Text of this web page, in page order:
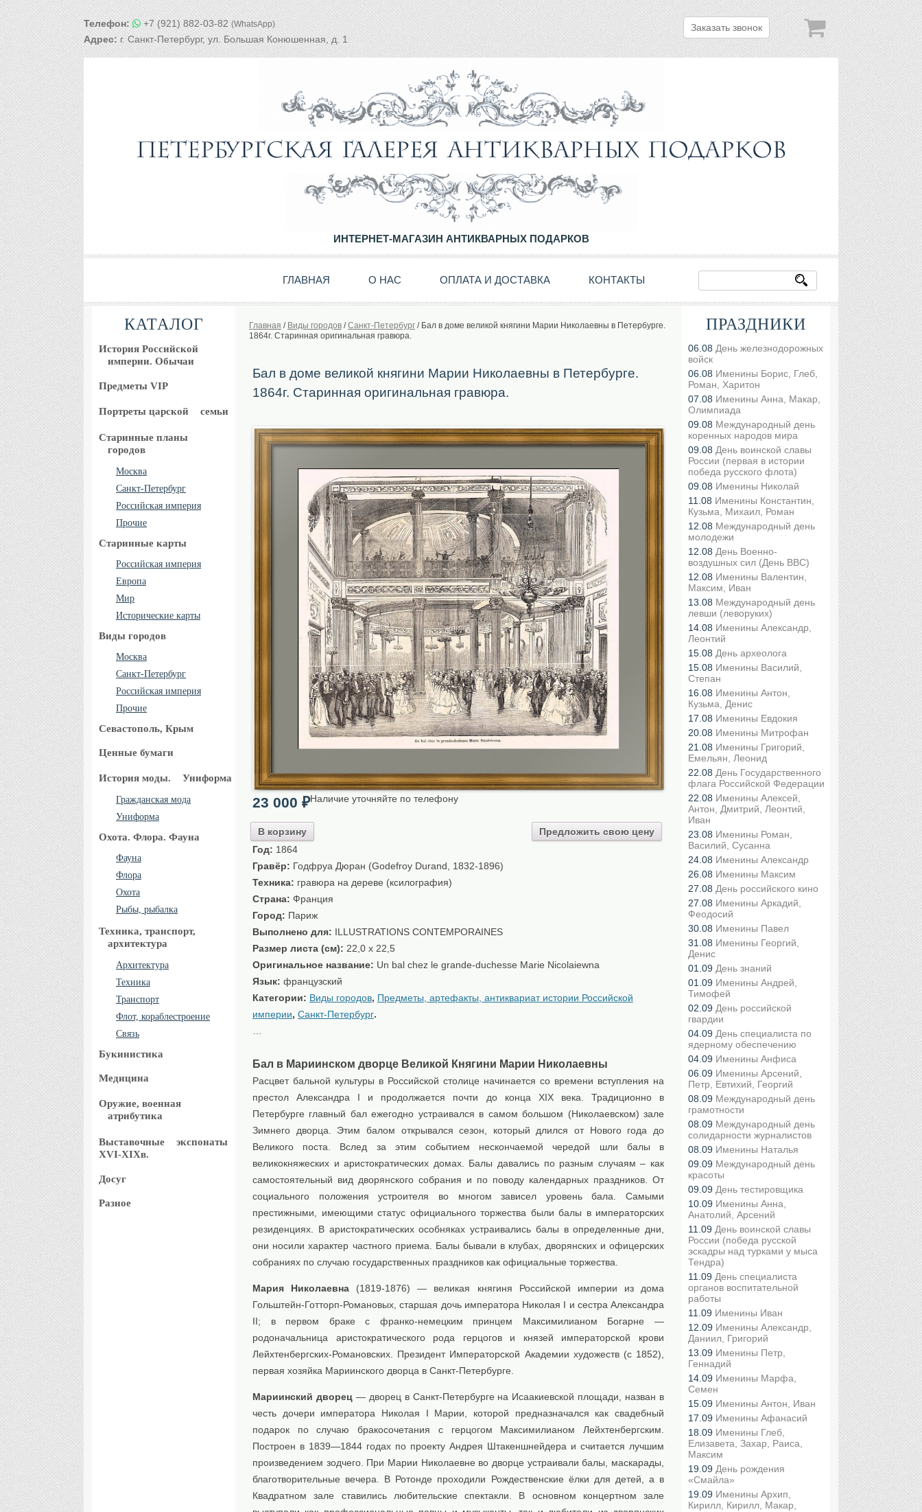
Телефон: +7 (921) 882-03-82(WhatsApp)
Адрес:г. Санкт-Петербург, ул. Большая Конюшенная, д. 1
Заказать звонок
ИНТЕРНЕТ-МАГАЗИН АНТИКВАРНЫХ ПОДАРКОВ
ГЛАВНАЯ О НАС ОПЛАТА И ДОСТАВКА КОНТАКТЫ
КАТАЛОГ
История Российской
империи. Обычаи
Предметы VIP
Портреты царской семьи
Старинные планы
городов
Москва
Санкт-Петербург
Российская империя
Прочие
Старинные карты
Российская империя
Европа
Мир
Исторические карты
Виды городов
Москва
Санкт-Петербург
Российская империя
Прочие
Севастополь, Крым
Ценные бумаги
История моды. Униформа
Гражданская мода
Униформа
Охота. Флора. Фауна
Фауна
Флора
Охота
Рыбы, рыбалка
Техника, транспорт,
архитектура
Архитектура
Техника
Транспорт
Флот, кораблестроение
Связь
Букинистика
Медицина
Оружие, военная
атрибутика
Выставочные
экспонаты
XVI-XIXв.
Досуг
Разное
Главная / Виды городов /Санкт-Петербург / Бал в доме великой княгини Марии Николаевны в Петербурге.
1864г. Старинная оригинальная гравюра.
Бал в доме великой княгини Марии Николаевны в Петербурге.
1864г. Старинная оригинальная гравюра.
23 000 ₽
В корзину Предложить свою цену
Наличие уточняйте по телефону
Год: 1864
Гравёр: Годфруа Дюран (Godefroy Durand, 1832-1896)
Техника: гравюра на дереве (ксилография)
Страна: Франция
Город: Париж
Выполнено для: ILLUSTRATIONS CONTEMPORAINES
Размер листа (см): 22,0 x 22,5
Оригинальное название: Un bal chez le grande-duchesse Marie Nicolaiewna
Язык: французский
Категории: Виды городов, Предметы, артефакты, антиквариат истории Российской
империи, Санкт-Петербург.
Бал в Мариинском дворце Великой Княгини Марии Николаевны
Расцвет бальной культуры в Российской столице начинается со времени вступления на
престол Александра I и продолжается почти до конца XIX века. Традиционно в
Петербурге главный бал ежегодно устраивался в самом большом (Николаевском) зале
Зимнего дворца. Этим балом открывался сезон, который длился от Нового года до
Великого поста. Вслед за этим событием нескончаемой чередой шли балы в
великокняжеских и аристократических домах. Балы давались по разным случаям – как
самостоятельный вид дворянского собрания и по поводу календарных праздников. От
социального положения устроителя во многом зависел уровень бала. Самыми
престижными, имеющими статус официального торжества были балы в императорских
резиденциях. В аристократических особняках устраивались балы в определенные дни,
они носили характер частного приема. Балы бывали в клубах, дворянских и офицерских
собраниях по случаю государственных праздников как официальные торжества.
Мария Николаевна (1819-1876) — великая княгиня Российской империи из дома
Гольштейн-Готторп-Романовых, старшая дочь императора Николая I и сестра Александра
II; в первом браке с франко-немецким принцем Максимилианом Богарне —
родоначальница аристократического рода герцогов и князей императорской крови
Лейхтенбергских-Романовских. Президент Императорской Академии художеств (с 1852),
первая хозяйка Мариинского дворца в Санкт-Петербурге.
Мариинский дворец— дворец в Санкт-Петербурге на Исаакиевской площади, назван в
честь дочери императора Николая I Марии, которой предназначался как свадебный
подарок по случаю бракосочетания с герцогом Максимилианом Лейхтенбергским.
Построен в 1839—1844 годах по проекту Андрея Штакеншнейдера и считается лучшим
произведением зодчего. При Марии Николаевне во дворце устраивали балы, маскарады,
благотворительные вечера. В Ротонде проходили Рождественские ёлки для детей, а в
Квадратном зале ставились любительские спектакли. В основном концертном зале
ПРАЗДНИКИ
06.08 День железнодорожных
войск
06.08 Именины Борис, Глеб,
Роман, Харитон
07.08 Именины Анна, Макар,
Олимпиада
09.08 Международный день
коренных народов мира
09.08 День воинской славы
России (первая в истории
победа русского флота)
09.08 Именины Николай
11.08 Именины Константин,
Кузьма, Михаил, Роман
12.08 Международный день
молодежи
12.08 День Военно-
воздушных сил (День ВВС)
12.08 Именины Валентин,
Максим, Иван
13.08 Международный день
левши (леворуких)
14.08 Именины Александр,
Леонтий
15.08 День археолога
15.08 Именины Василий,
Степан
16.08 Именины Антон,
Кузьма, Денис
17.08 Именины Евдокия
20.08 Именины Митрофан
21.08 Именины Григорий,
Емельян, Леонид
22.08 День Государственного
флага Российской Федерации
22.08 Именины Алексей,
Антон, Дмитрий, Леонтий,
Иван
23.08 Именины Роман,
Василий, Сусанна
24.08 Именины Александр
26.08 Именины Максим
27.08 День российского кино
27.08 Именины Аркадий,
Феодосий
30.08 Именины Павел
31.08 Именины Георгий,
Денис
01.09 День знаний
01.09 Именины Андрей,
Тимофей
02.09 День российской
гвардии
04.09 День специалиста по
ядерному обеспечению
04.09 Именины Анфиса
06.09 Именины Арсений,
Петр, Евтихий, Георгий
08.09 Международный день
грамотности
08.09 Международный день
солидарности журналистов
08.09 Именины Наталья
09.09 Международный день
красоты
09.09 День тестировщика
10.09 Именины Анна,
Анатолий, Арсений
11.09 День воинской славы
России (победа русской
эскадры над турками у мыса
Тендра)
11.09 День специалиста
органов воспитательной
работы
11.09 Именины Иван
12.09 Именины Александр,
Даниил, Григорий
13.09 Именины Петр,
Геннадий
14.09 Именины Марфа,
Семен
15.09 Именины Антон, Иван
17.09 Именины Афанасий
18.09 Именины Глеб,
Елизавета, Захар, Раиса,
Максим
19.09 День рождения
«Смайла»
19.09 Именины Архип,
Кирилл, Кирилл, Макар,